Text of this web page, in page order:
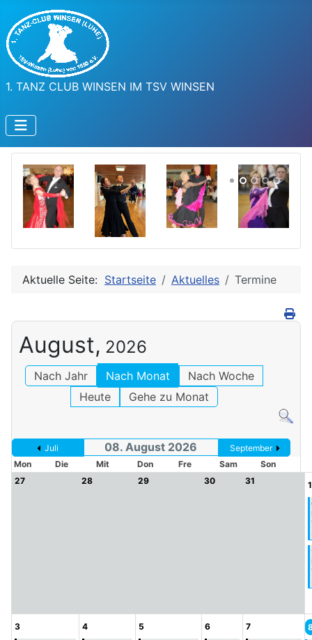
1. TANZ CLUB WINSEN IM TSV WINSEN
Aktuelle Seite: Startseite Aktuelles Termine
August, 2026
Nach Jahr Nach Monat
Nach Woche
Heute
Gehe zu Monat
Juli 08. August 2026
September
Mon
Die Mit Don Fre Sam
Son
27
28 29 30 31 1
3 4 5 6 7